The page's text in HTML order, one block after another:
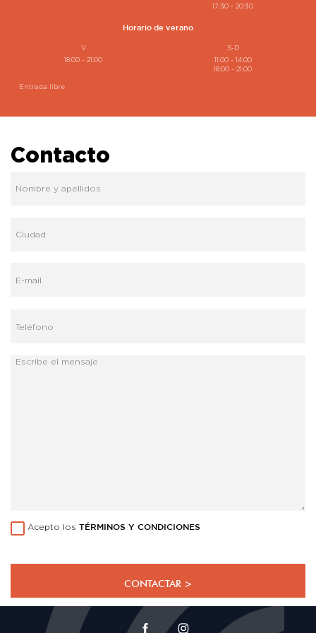
17:30 - 20:30
Horario de verano
V
18:00 - 21:00
S-D
11:00 - 14:00
18:00 - 21:00
Entrada libre
Contacto
Acepto los TÉRMINOS Y CONDICIONES
CONTACTAR >